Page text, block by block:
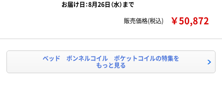
お届け日：8月26日（水）まで
販売価格(税込)
￥50,872
ベッド ボンネルコイル ポケットコイルの特集を
もっと見る